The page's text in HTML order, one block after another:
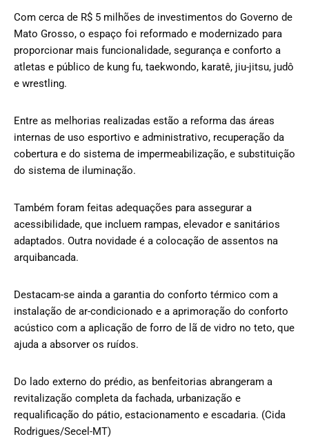
Com cerca de R$ 5 milhões de investimentos do Governo de
Mato Grosso, o espaço foi reformado e modernizado para
proporcionar mais funcionalidade, segurança e conforto a
atletas e público de kung fu, taekwondo, karatê, jiu-jitsu, judô
e wrestling.
Entre as melhorias realizadas estão a reforma das áreas
internas de uso esportivo e administrativo, recuperação da
cobertura e do sistema de impermeabilização, e substituição
do sistema de iluminação.
Também foram feitas adequações para assegurar a
acessibilidade, que incluem rampas, elevador e sanitários
adaptados. Outra novidade é a colocação de assentos na
arquibancada.
Destacam-se ainda a garantia do conforto térmico com a
instalação de ar-condicionado e a aprimoração do conforto
acústico com a aplicação de forro de lã de vidro no teto, que
ajuda a absorver os ruídos.
Do lado externo do prédio, as benfeitorias abrangeram a
revitalização completa da fachada, urbanização e
requalificação do pátio, estacionamento e escadaria. (Cida
Rodrigues/Secel-MT)